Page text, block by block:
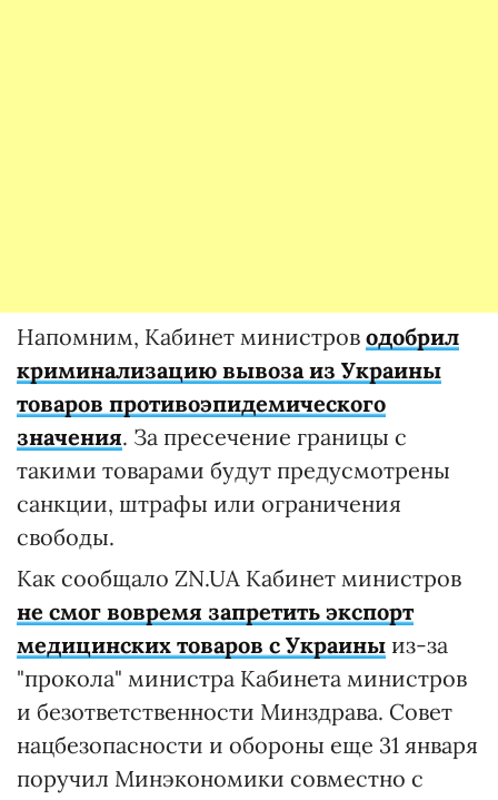
Напомним, Кабинет министров одобрил
криминализацию вывоза из Украины
товаров противоэпидемического
значения. За пресечение границы с
такими товарами будут предусмотрены
санкции, штрафы или ограничения
свободы.
Как сообщало ZN.UA Кабинет министров
не смог вовремя запретить экспорт
медицинских товаров с Украины из-за
"прокола" министра Кабинета министров
и безответственности Минздрава. Совет
нацбезопасности и обороны еще 31 января
поручил Минэкономики совместно с